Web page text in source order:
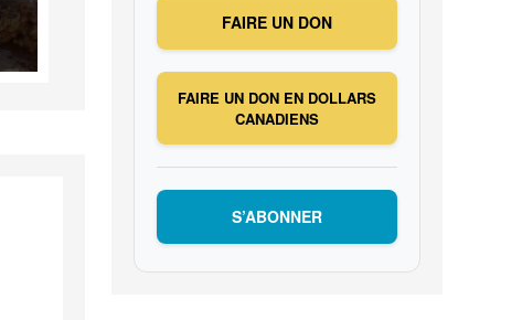
FAIRE UN DON
FAIRE UN DON EN DOLLARS
CANADIENS
S’ABONNER